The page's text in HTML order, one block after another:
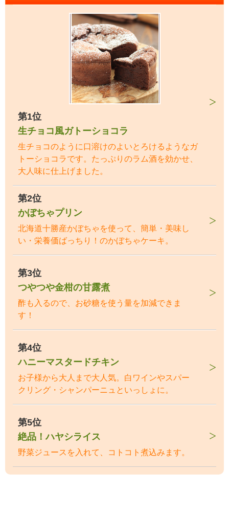
第1位
生チョコ風ガトーショコラ
生チョコのように口溶けのよいとろけるようなガ
トーショコラです。たっぷりのラム酒を効かせ、
大人味に仕上げました。
第2位
かぼちゃプリン
北海道十勝産かぼちゃを使って、簡単・美味し
い・栄養価ばっちり！のかぼちゃケーキ。
第3位
つやつや金柑の甘露煮
酢も入るので、お砂糖を使う量を加減できま
す！
第4位
ハニーマスタードチキン
お子様から大人まで大人気。白ワインやスパー
クリング・シャンパーニュといっしょに。
第5位
絶品！ハヤシライス
野菜ジュースを入れて、コトコト煮込みます。